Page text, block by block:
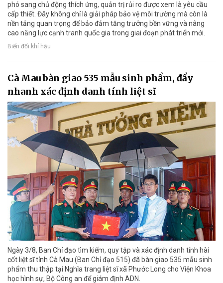
phó sang chủ động thích ứng, quản trị rủi ro được xem là yêu cầu
cấp thiết. Đây không chỉ là giải pháp bảo vệ môi trường mà còn là
nền tảng quan trọng để bảo đảm tăng trưởng bền vững và nâng
cao năng lực cạnh tranh quốc gia trong giai đoạn phát triển mới.
Biến đổi khí hậu
Cà Mau bàn giao 535 mẫu sinh phẩm, đẩy
nhanh xác định danh tính liệt sĩ
Ngày 3/8, Ban Chỉ đạo tìm kiếm, quy tập và xác định danh tính hài
cốt liệt sĩ tỉnh Cà Mau (Ban Chỉ đạo 515) đã bàn giao 535 mẫu sinh
phẩm thu thập tại Nghĩa trang liệt sĩ xã Phước Long cho Viện Khoa
học hình sự, Bộ Công an để giám định ADN.